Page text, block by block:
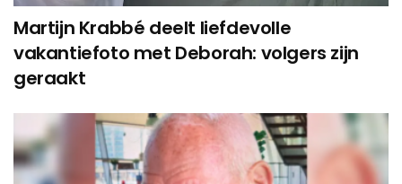
Martijn Krabbé deelt liefdevolle
vakantiefoto met Deborah: volgers zijn
geraakt